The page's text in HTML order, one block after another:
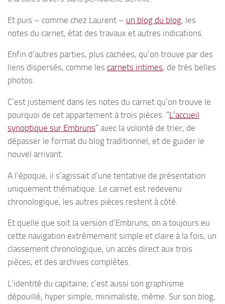
Et puis – comme chez Laurent – un blog du blog, les
notes du carnet, état des travaux et autres indications.
Enfin d’autres parties, plus cachées, qu’on trouve par des
liens dispersés, comme les carnets intimes, de très belles
photos.
C’est justement dans les notes du carnet qu’on trouve le
pourquoi de cet appartement à trois pièces. “L’accueil
synoptique sur Embruns” avec la volonté de trier, de
dépasser le format du blog traditionnel, et de guider le
nouvel arrivant.
A l’époque, il s’agissait d’une tentative de présentation
uniquement thématique. Le carnet est redevenu
chronologique, les autres pièces restent à côté.
Et quelle que soit la version d’Embruns, on a toujours eu
cette navigation extrêmement simple et claire à la fois, un
classement chronologique, un accès direct aux trois
pièces, et des archives complètes.
L’identité du capitaine, c’est aussi son graphisme
dépouillé, hyper simple, minimaliste, même. Sur son blog,